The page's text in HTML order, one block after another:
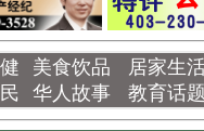
美食饮品 居家生
华人故事 教育话题